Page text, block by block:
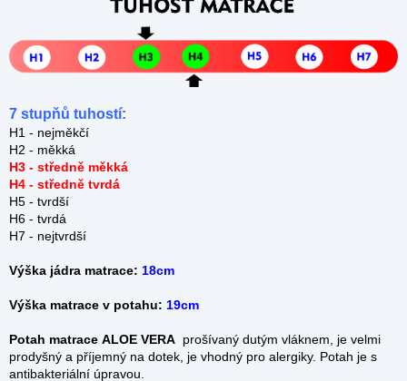
7 stupňů tuhostí:
H1 - nejměkčí
H2 - měkká
H3 - středně měkká
H4 - středně tvrdá
H5 - tvrdší
H6 - tvrdá
H7 - nejtvrdší
Výška jádra matrace: 18cm
Výška matrace v potahu: 19cm
Potah matrace ALOE VERA prošívaný dutým vláknem, je velmi
prodyšný a příjemný na dotek, je vhodný pro alergiky. Potah je s
antibakteriální úpravou.